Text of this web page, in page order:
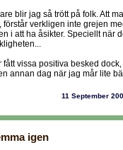
blir jag så trött på folk. Att
förstår verkligen inte grejen
i att ha åsikter. Speciellt när
fått vissa positiva besked
annan dag när jag mår lite
11 September
igen